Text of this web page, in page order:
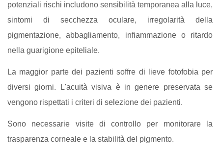
potenziali rischi includono sensibilità temporanea alla luce,
sintomi di secchezza oculare, irregolarità della
pigmentazione, abbagliamento, infiammazione o ritardo
nella guarigione epiteliale.
La maggior parte dei pazienti soffre di lieve fotofobia per
diversi giorni. L'acuità visiva è in genere preservata se
vengono rispettati i criteri di selezione dei pazienti.
Sono necessarie visite di controllo per monitorare la
trasparenza corneale e la stabilità del pigmento.